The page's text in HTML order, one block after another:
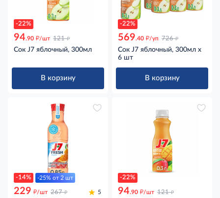
-22%
94.90 д/шт 121 д
Сок J7 яблочный, 300мл
В корзину
-22%
569.40 д/уп 726 д
Сок J7 яблочный, 300мл x
6 шт
В корзину
-14% -25% от 2 шт
229 д/шт 267 д 5
-22%
94.90 д/шт 121 д